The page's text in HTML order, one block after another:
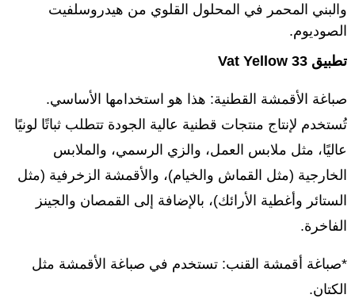
والبني المحمر في المحلول القلوي من هيدروسلفيت
الصوديوم.
تطبيق Vat Yellow 33
صباغة الأقمشة القطنية: هذا هو استخدامها الأساسي.
تُستخدم لإنتاج منتجات قطنية عالية الجودة تتطلب ثباتًا لونيًا
عاليًا، مثل ملابس العمل، والزي الرسمي، والملابس
الخارجية (مثل القماش والخيام)، والأقمشة الزخرفية (مثل
الستائر وأغطية الأرائك)، بالإضافة إلى القمصان والجينز
الفاخرة.
*صباغة أقمشة القنب: تستخدم في صباغة الأقمشة مثل
الكتان.